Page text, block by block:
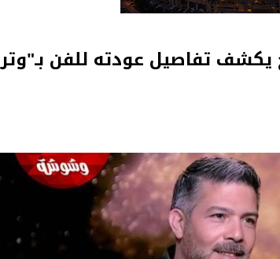
يكشف تفاصيل عودته للفن بـ"وتر